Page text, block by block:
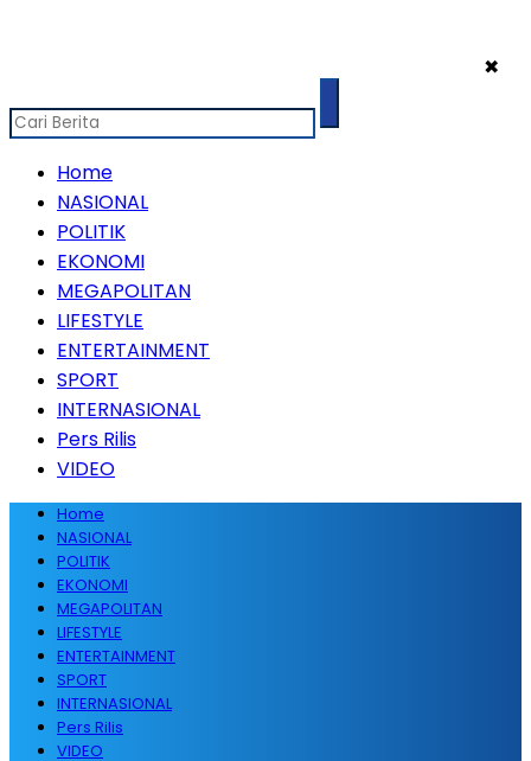
✖
Home
NASIONAL
POLITIK
EKONOMI
MEGAPOLITAN
LIFESTYLE
ENTERTAINMENT
SPORT
INTERNASIONAL
Pers Rilis
VIDEO
Home
NASIONAL
POLITIK
EKONOMI
MEGAPOLITAN
LIFESTYLE
ENTERTAINMENT
SPORT
INTERNASIONAL
Pers Rilis
VIDEO